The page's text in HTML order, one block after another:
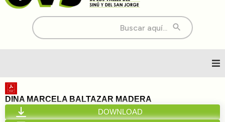
Buscar:
Inicio
Nosotros
DINA MARCELA BALTAZAR MADERA
DOWNLOAD